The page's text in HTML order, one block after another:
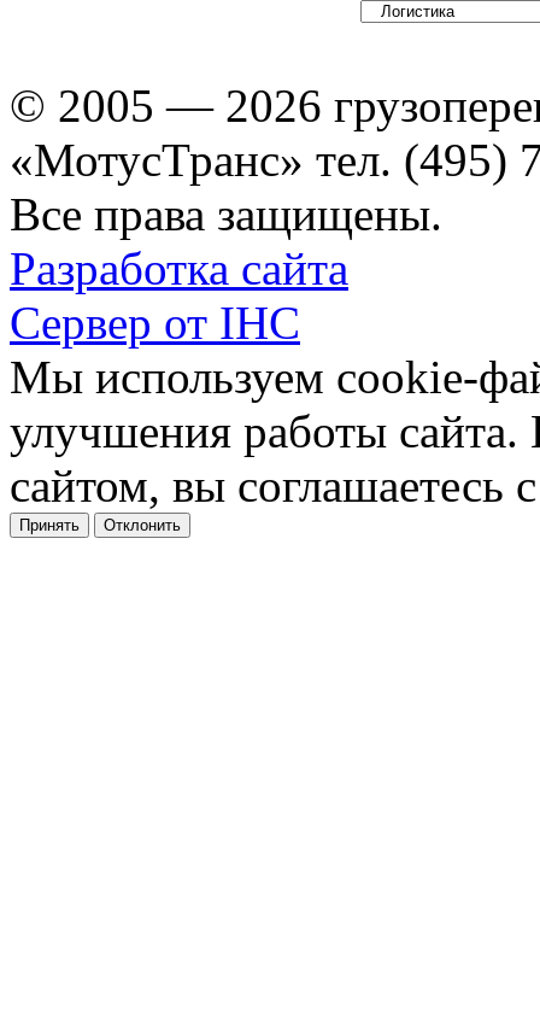
© 2005 — 2026
«МотусТранс» тел. (495)
Все права защищены.
Разработка сайта
Сервер от IHC
Мы используем cookie-
улучшения работы сайта.
сайтом, вы соглашаетесь
Принять Отклонить